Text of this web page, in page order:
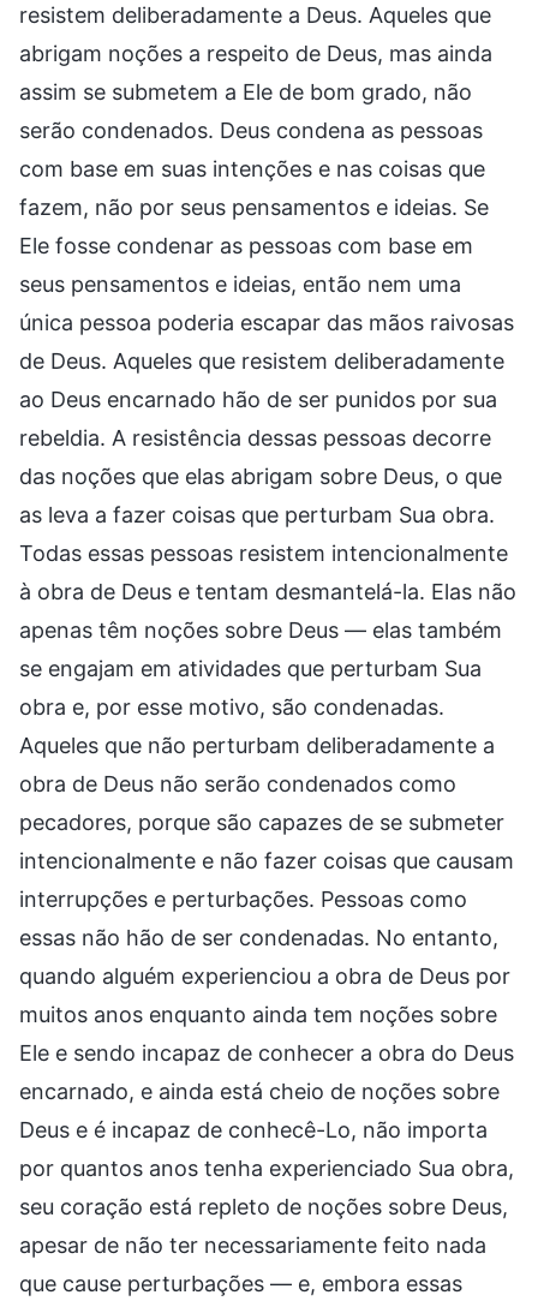
resistem deliberadamente a Deus. Aqueles que
abrigam noções a respeito de Deus, mas ainda
assim se submetem a Ele de bom grado, não
serão condenados. Deus condena as pessoas
com base em suas intenções e nas coisas que
fazem, não por seus pensamentos e ideias. Se
Ele fosse condenar as pessoas com base em
seus pensamentos e ideias, então nem uma
única pessoa poderia escapar das mãos raivosas
de Deus. Aqueles que resistem deliberadamente
ao Deus encarnado hão de ser punidos por sua
rebeldia. A resistência dessas pessoas decorre
das noções que elas abrigam sobre Deus, o que
as leva a fazer coisas que perturbam Sua obra.
Todas essas pessoas resistem intencionalmente
à obra de Deus e tentam desmantelá-la. Elas não
apenas têm noções sobre Deus — elas também
se engajam em atividades que perturbam Sua
obra e, por esse motivo, são condenadas.
Aqueles que não perturbam deliberadamente a
obra de Deus não serão condenados como
pecadores, porque são capazes de se submeter
intencionalmente e não fazer coisas que causam
interrupções e perturbações. Pessoas como
essas não hão de ser condenadas. No entanto,
quando alguém experienciou a obra de Deus por
muitos anos enquanto ainda tem noções sobre
Ele e sendo incapaz de conhecer a obra do Deus
encarnado, e ainda está cheio de noções sobre
Deus e é incapaz de conhecê-Lo, não importa
por quantos anos tenha experienciado Sua obra,
seu coração está repleto de noções sobre Deus,
apesar de não ter necessariamente feito nada
que cause perturbações — e, embora essas